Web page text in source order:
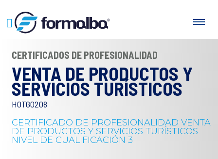
CERTIFICADOS DE PROFESIONALIDAD
VENTA DE PRODUCTOS Y
SERVICIOS TURÍSTICOS
HOTG0208
CERTIFICADO DE PROFESIONALIDAD VENTA
DE PRODUCTOS Y SERVICIOS TURÍSTICOS
NIVEL DE CUALIFICACIÓN 3